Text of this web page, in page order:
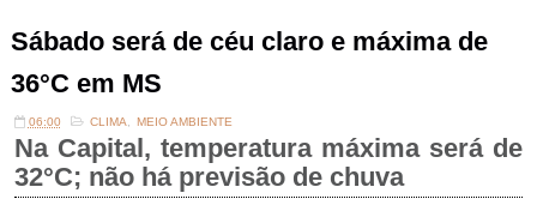
Sábado será de céu claro e máxima de
36°C em MS
06:00 CLIMA MEIO AMBIENTE
Na Capital, temperatura máxima será de
32°C; não há previsão de chuva